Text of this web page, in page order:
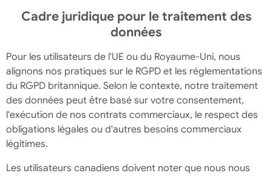
Cadre juridique pour le traitement des
données
Pour les utilisateurs de l'UE ou du Royaume-Uni, nous
alignons nos pratiques sur le RGPD et les réglementations
du RGPD britannique. Selon le contexte, notre traitement
des données peut être basé sur votre consentement,
l'exécution de nos contrats commerciaux, le respect des
obligations légales ou d'autres besoins commerciaux
légitimes.
Les utilisateurs canadiens doivent noter que nous nous